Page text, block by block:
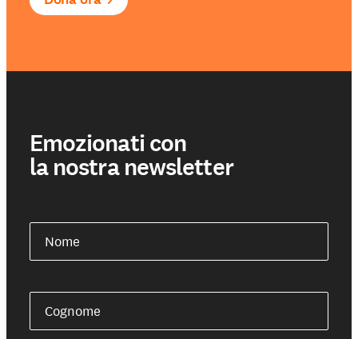
Emozionati con
la nostra newsletter
Nome
Cognome